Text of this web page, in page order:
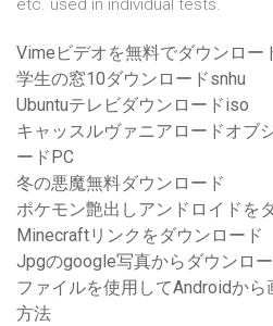
etc. used in individual tests.
Vimeビデオを無料でダウンロー
学生の窓10ダウンロードsnhu
Ubuntuテレビダウンロードiso
キャッスルヴァニアロードオブ
ードPC
冬の悪魔無料ダウンロード
ポケモン艶出しアンドロイドを
Minecraftリンクをダウンロード
Jpgのgoogle写真からダウンロ
ファイルを使用してAndroidか
方法